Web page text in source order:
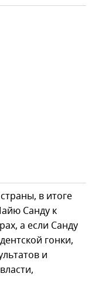
в итоге
Санду к
а если Санду
гонки,
и